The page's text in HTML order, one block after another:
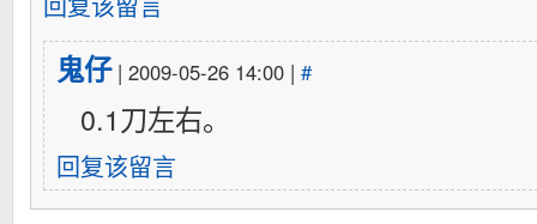
鬼仔| 2009-05-26 14:00 | #
0.1刀左右。
回复该留言